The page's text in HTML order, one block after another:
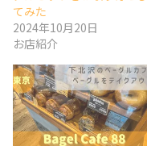
てみた
2024年10月20日
お店紹介